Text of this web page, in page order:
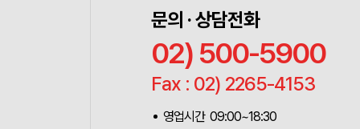
문의 · 상담전화
02) 500-5900
Fax : 02) 2265-4153
영업시간 09:00~18:30